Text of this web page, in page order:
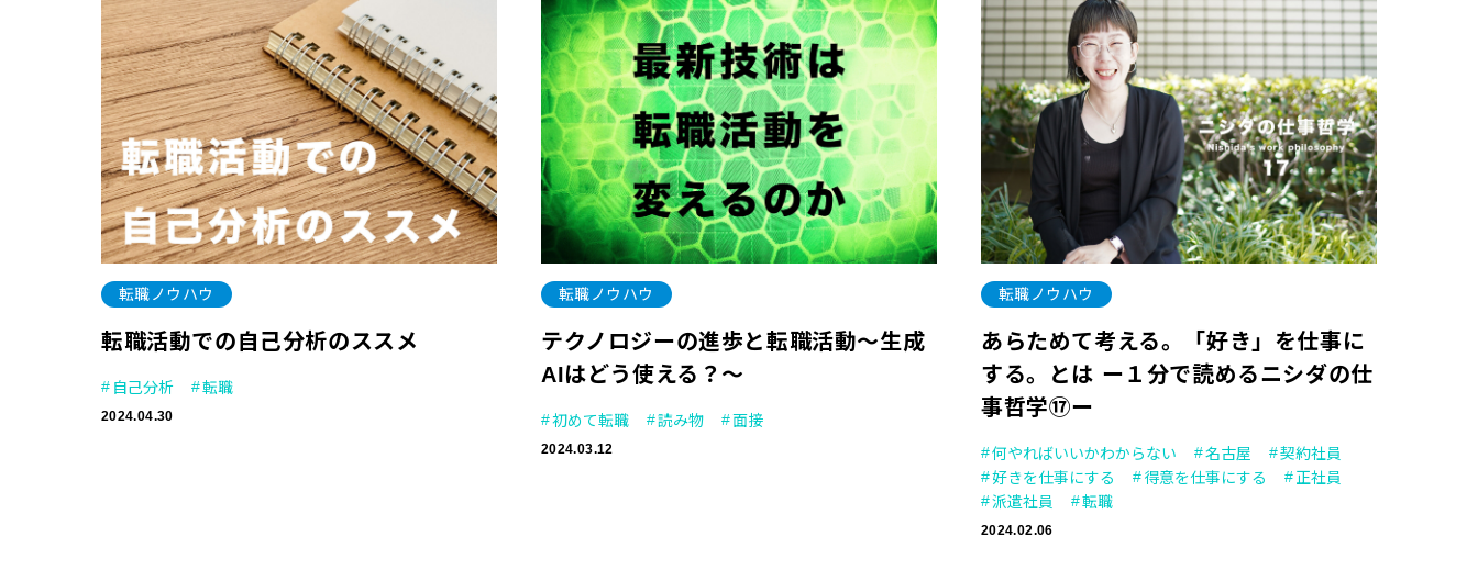
転職ノウハウ
転職活動での自己分析のススメ
自己分析 転職
2024.04.30
転職ノウハウ
テクノロジーの進歩と転職活動～生成
AIはどう使える？～
初めて転職 読み物 面接
2024.03.12
転職ノウハウ
あらためて考える。「好き」を仕事に
する。とは ー１分で読めるニシダの仕
事哲学⑰ー
何やればいいかわからない 名古屋
契約社員
好きを仕事にする
得意を仕事にする
正社員
派遣社員
転職
2024.02.06